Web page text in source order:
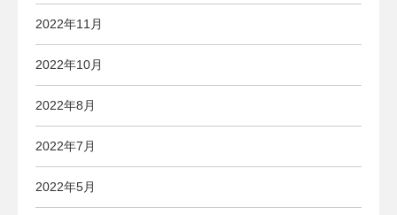
2022年11月
2022年10月
2022年8月
2022年7月
2022年5月